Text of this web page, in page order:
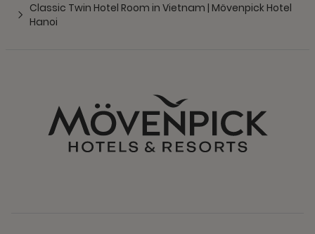
Classic Twin Hotel Room in Vietnam | Mövenpick Hotel
Hanoi